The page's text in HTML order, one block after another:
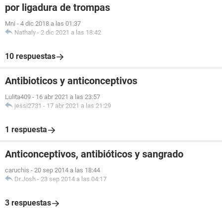
por ligadura de trompas
Mni - 4 dic 2018 a las 01:37
Nathaly - 2 dic 2021 a las 18:42
10 respuestas
Antibioticos y anticonceptivos
Lulita409 - 16 abr 2021 a las 23:57
jessi2731 - 17 abr 2021 a las 21:29
1 respuesta
Anticonceptivos, antibióticos y sangrado
caruchis - 20 sep 2014 a las 18:44
Dr.Josh - 23 sep 2014 a las 04:17
3 respuestas